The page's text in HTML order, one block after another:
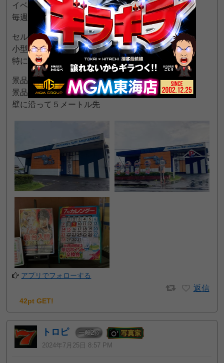
イベント日
毎週日曜日 来店ポイント交換会
セルフ式景品カウンター
小型表示機
特に良い設備はありません
景品交換所の場所
景品カウンター左奥入口を出て右
壁に沿って５メートル先
アプリでフォローする
返信
42pt GET!
トロピ 一般2位
2024年7月25日 8:57 PM